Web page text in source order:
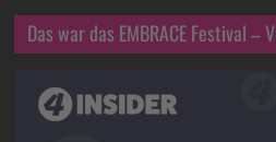
Das war das EMBRACE Festival –